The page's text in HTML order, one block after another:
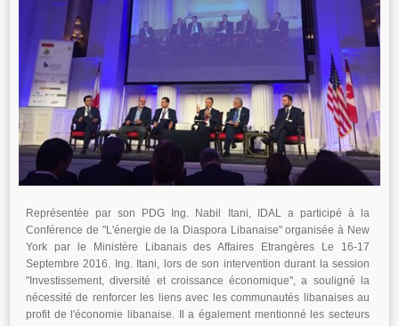
Représentée par son PDG Ing. Nabil Itani, IDAL a participé à la
Conférence de "L'énergie de la Diaspora Libanaise" organisée à New
York par le Ministère Libanais des Affaires Etrangères Le 16-17
Septembre 2016. Ing. Itani, lors de son intervention durant la session
"Investissement, diversité et croissance économique", a souligné la
nécessité de renforcer les liens avec les communautés libanaises au
profit de l'économie libanaise. Il a également mentionné les secteurs